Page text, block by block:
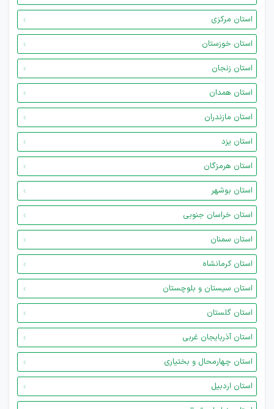
استان مرکزی
استان خوزستان
استان زنجان
استان همدان
استان مازندران
استان یزد
استان هرمزگان
استان بوشهر
استان خراسان جنوبی
استان سمنان
استان کرمانشاه
استان سیستان و بلوچستان
استان گلستان
استان آذربایجان غربی
استان چهارمحال و بختیاری
استان اردبیل